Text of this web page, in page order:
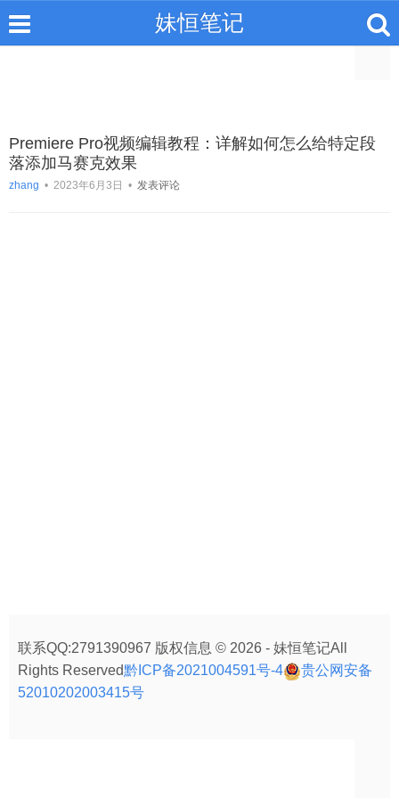
妹恒笔记
Premiere Pro视频编辑教程：详解如何怎么给特定段
落添加马赛克效果
zhang • 2023年6月3日 • 发表评论
联系QQ:2791390967 版权信息 © 2026 - 妹恒笔记All
Rights Reserved黔ICP备2021004591号-4
贵公网安备
52010202003415号